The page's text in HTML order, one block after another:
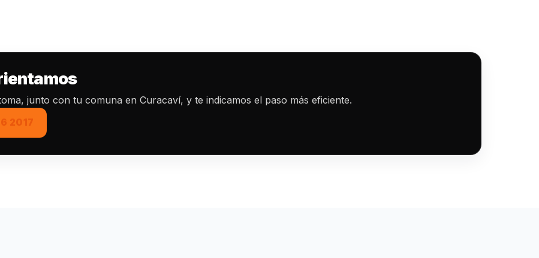
junto con tu comuna en Curacaví, y te indicamos el paso más eficiente.
2017